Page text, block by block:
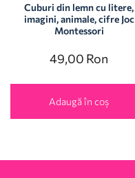
Cuburi din lemn cu litere,
imagini, animale, cifre Joc
Montessori
49,00 Ron
Adaugă în coș